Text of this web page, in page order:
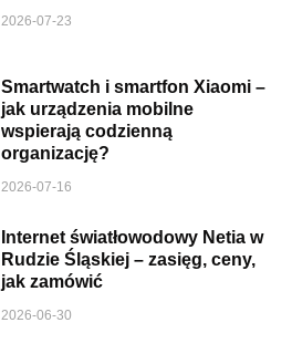
2026-07-23
Smartwatch i smartfon Xiaomi –
jak urządzenia mobilne
wspierają codzienną
organizację?
2026-07-16
Internet światłowodowy Netia w
Rudzie Śląskiej – zasięg, ceny,
jak zamówić
2026-06-30